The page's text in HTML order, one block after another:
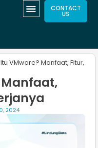
CONTACT
US
VMware? Manfaat, Fitur,
2024